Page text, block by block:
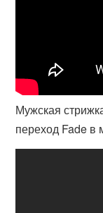
Мужская
переход Fade в